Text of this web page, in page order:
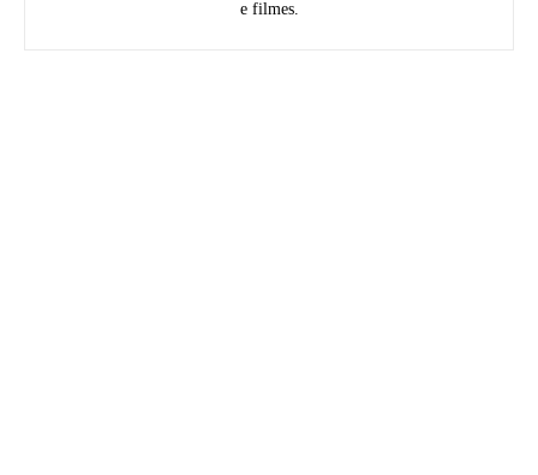
e filmes.